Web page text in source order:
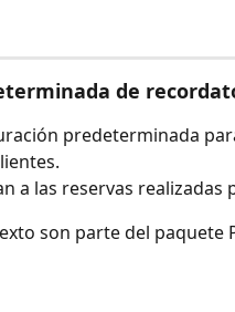
de
predeterminada
a las reservas
son parte del paquete